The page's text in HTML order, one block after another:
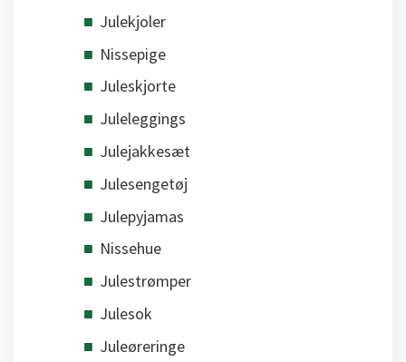
Julekjoler
Nissepige
Juleskjorte
Juleleggings
Julejakkesæt
Julesengetøj
Julepyjamas
Nissehue
Julestrømper
Julesok
Juleøreringe